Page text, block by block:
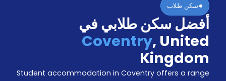
دخول
حجز
السكن
نحن؟
سكن طلاب
أفضل سكن طلابي في
Coventry, United
Kingdom
Student accommodation in Coventry offers a range